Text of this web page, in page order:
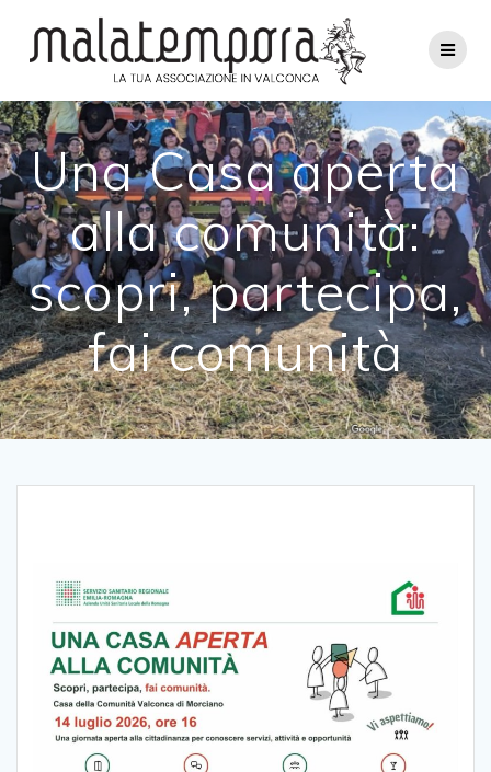
al
contenuto
Una Casa aperta
alla comunità:
scopri, partecipa,
fai comunità